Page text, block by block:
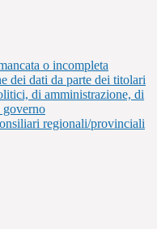
o incompleta
dei dati da parte dei titolari
di amministrazione, di
governo
regionali/provinciali